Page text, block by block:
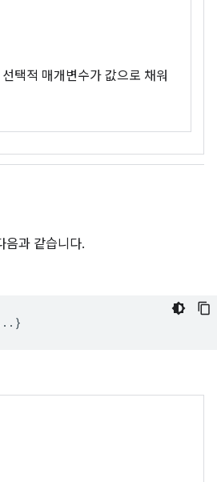
택적 매개변수가 값으로 채워
음과 같습니다.